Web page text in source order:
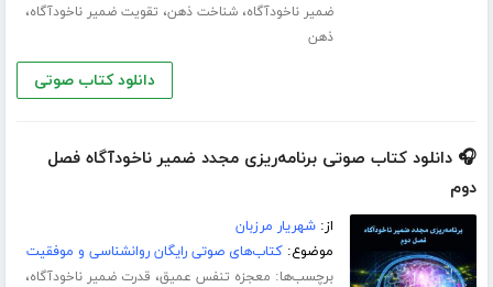
ضمیر ناخودآگاه،شناخت ذهن، تقویت ضمیر ناخودآگاه،
ذهن
دانلود کتاب صوتی
🎧 دانلود کتاب صوتی برنامه‌ریزی مجدد ضمیر ناخودآگاه فصل
دوم
از:شهریار مرزبان
موضوع:کتاب‌های صوتی رایگان روانشناسی و موفقیت
برچسب‌ها: معجزه تنفس عمیق، قدرت ضمیر ناخودآگاه،